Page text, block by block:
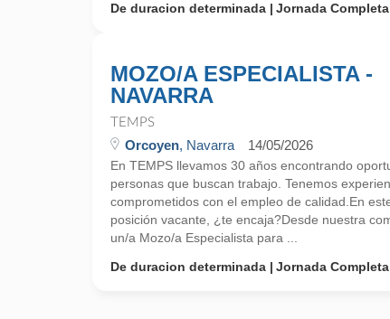
De duracion determinada
Jornada Completa
MOZO/A ESPECIALISTA -
NAVARRA
TEMPS
Orcoyen, Navarra 14/05/2026
En TEMPS llevamos 30 años encontrando
personas que buscan trabajo. Tenemos
comprometidos con el empleo de calidad.En
posición vacante, ¿te encaja?Desde nuestra
un/a Mozo/a Especialista para ...
De duracion determinada
Jornada Completa